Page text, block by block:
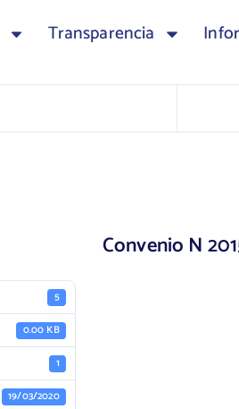
Transparencia
5
0.00 KB
1
19/03/2020
Convenio N